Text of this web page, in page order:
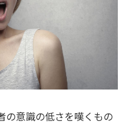
の意識の低さを嘆くもの